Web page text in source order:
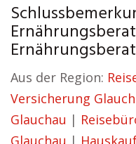
Aus der Region:
Versicherung
Glauchau |
Glauchau |